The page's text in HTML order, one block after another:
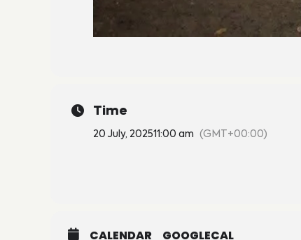
Time
20 July, 202511:00 am (GMT+00:00)
CALENDAR GOOGLECAL